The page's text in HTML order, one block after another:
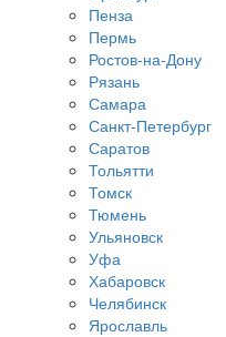
Пенза
Пермь
Ростов-на-Дону
Рязань
Самара
Санкт-Петербург
Саратов
Тольятти
Томск
Тюмень
Ульяновск
Уфа
Хабаровск
Челябинск
Ярославль